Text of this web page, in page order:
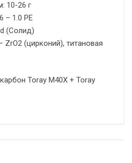
10-26 г
– 1.0 PE
(Солид)
ZrO2 (цирконий), титановая
Toray M40X + Toray